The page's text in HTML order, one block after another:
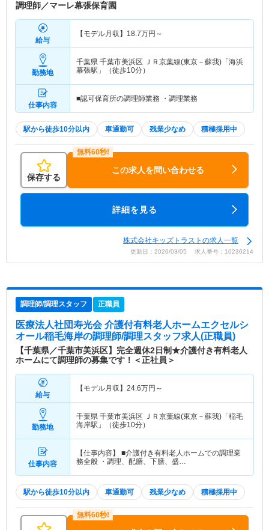
調理師／マーレ幕張保育園
給与
【モデル月収】 18.7万円～
勤務地
千葉県 千葉市美浜区 ＪＲ京葉線(東京－蘇我)「海浜
幕張駅」（徒歩10分）
仕事内容
■認可保育所の調理師業務 ・調理業務
駅から徒歩10分以内 車通勤可 残業少なめ 積極採用中
保存する
この求人を問い合わせる
詳細を見る
株式会社キッズトラストの求人一覧
更新日：2026/03/05 求人番号：10236214
調理師/調理スタッフ 正職員
医療法人社団寿光会 介護付有料老人ホームエクセルシ
オール稲毛海岸の調理師/調理スタッフ求人(正職員)
【千葉県／千葉市美浜区】完全週休2日制★介護付き有料老人
ホームにて調理師の募集です！＜正社員＞
給与
【モデル月収】 24.6万円～
勤務地
千葉県 千葉市美浜区 ＪＲ京葉線(東京－蘇我)「稲毛
海岸駅」（徒歩10分）
仕事内容
【仕事内容】 ■介護付き有料老人ホームでの調理業
務全般 ・調理、配膳、下膳、盛…
駅から徒歩10分以内 車通勤可 残業少なめ 積極採用中